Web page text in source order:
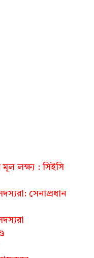
মূল লক্ষ্য : সিইসি
সেনাপ্রধান